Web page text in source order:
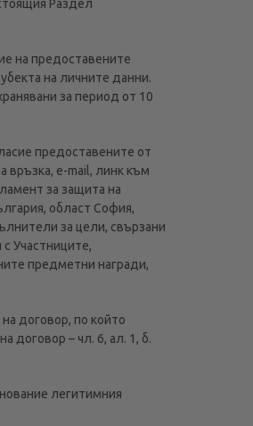
Раздел
на предоставените
на личните данни.
за период от 10
предоставените от
връзка, e-mail, линк към
за защита на
област София,
за цели, свързани
Участниците,
предметни награди,
договор, по който
договор – чл. 6, ал. 1, б.
легитимния